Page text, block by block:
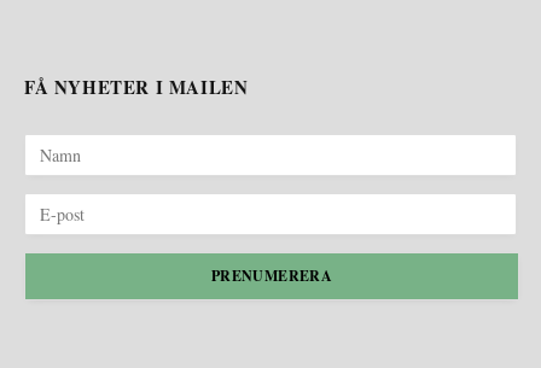
FÅ NYHETER I MAILEN
PRENUMERERA